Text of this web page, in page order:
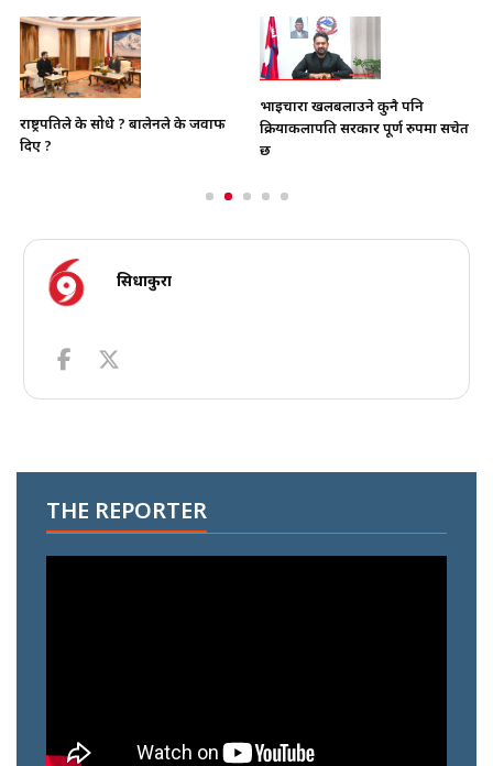
राष्ट्रपतिले के सोधे ? बालेनले के जवाफ
दिए ?
भाइचारा खलबलाउने कुनै पनि
क्रियाकलापप्रति सरकार पूर्ण रुपमा सचेत
छ
सिधाकुरा
THE REPORTER